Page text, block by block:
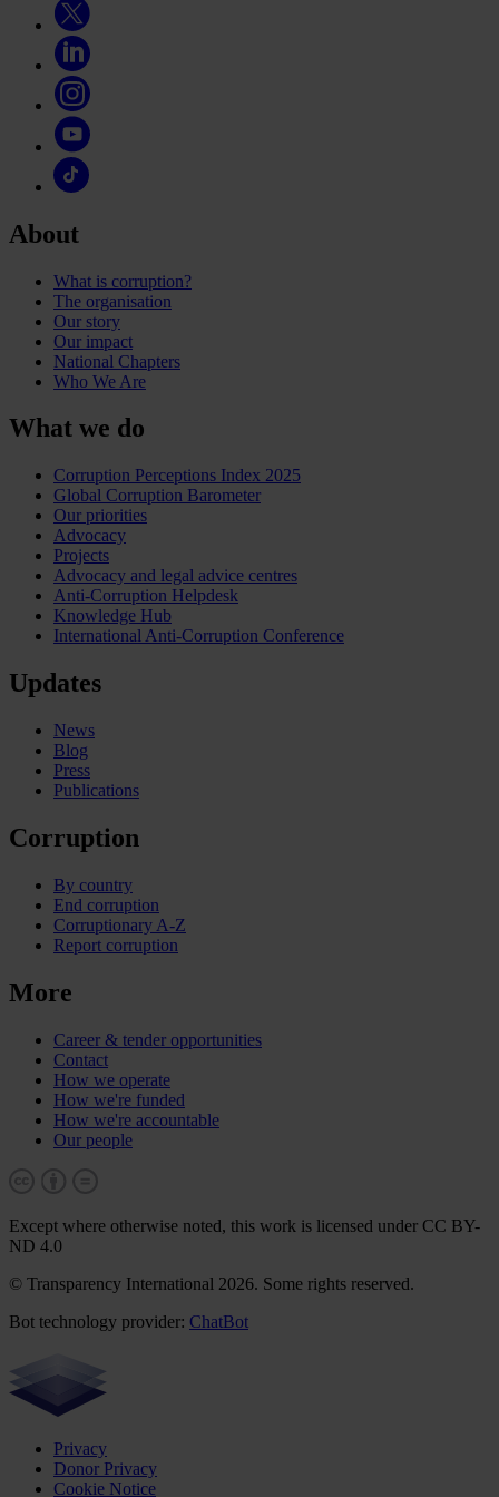
About
What is corruption?
The organisation
Our story
Our impact
National Chapters
Who We Are
What we do
Corruption Perceptions Index 2025
Global Corruption Barometer
Our priorities
Advocacy
Projects
Advocacy and legal advice centres
Anti-Corruption Helpdesk
Knowledge Hub
International Anti-Corruption Conference
Updates
News
Blog
Press
Publications
Corruption
By country
End corruption
Corruptionary A-Z
Report corruption
More
Career & tender opportunities
Contact
How we operate
How we're funded
How we're accountable
Our people
Except where otherwise noted, this work is licensed under CC BY-
ND 4.0
© Transparency International 2026. Some rights reserved.
Bot technology provider: ChatBot
Privacy
Donor Privacy
Cookie Notice